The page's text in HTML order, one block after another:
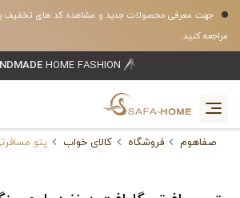
مراجعه کنید.
HOME FASHION
صفاهوم فروشگاه کالای خواب پتو